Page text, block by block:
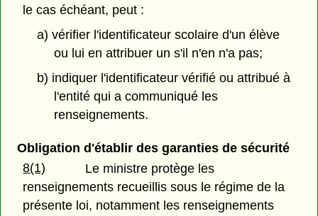
le cas échéant, peut :
a) vérifier l'identificateur scolaire d'un élève
ou lui en attribuer un s'il n'en n'a pas;
b) indiquer l'identificateur vérifié ou attribué à
l'entité qui a communiqué les
renseignements.
Obligation d'établir des garanties de sécurité
8(1)
Le ministre protège les
renseignements recueillis sous le régime de la
présente loi, notamment les renseignements